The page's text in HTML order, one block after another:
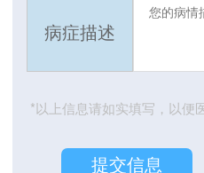
病症描述
*以上信息请如实填写，以便